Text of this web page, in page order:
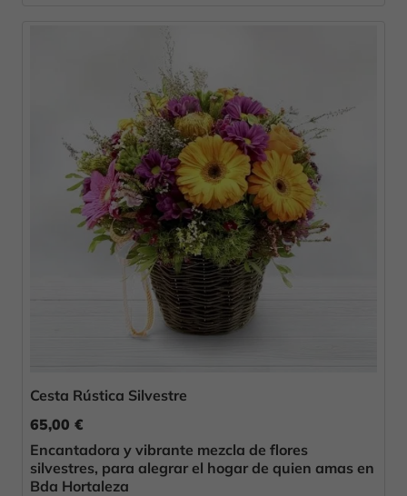
Cesta Rústica Silvestre
65,00 €
Encantadora y vibrante mezcla de flores
silvestres, para alegrar el hogar de quien amas en
Bda Hortaleza